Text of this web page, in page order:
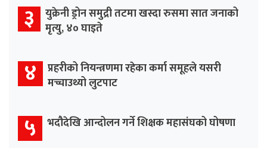
३ युक्रेनी ड्रोन समुद्री तटमा खस्दा रुसमा सात जनाको
मृत्यु, ४० घाइते
४ प्रहरीको नियन्त्रणमा रहेका कर्मा समूहले यसरी
मच्चाउथ्यो लुटपाट
५ भदौदेखि आन्दोलन गर्ने शिक्षक महासंघको घोषणा